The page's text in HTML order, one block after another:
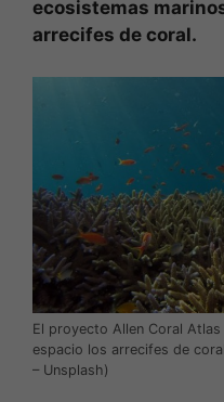
ecosistemas
arrecifes de coral.
El proyecto Allen Coral
espacio los arrecifes de
– Unsplash)